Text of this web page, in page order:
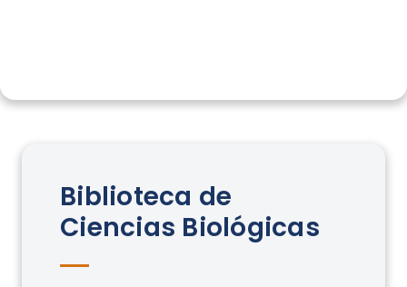
Biblioteca de
Ciencias Biológicas